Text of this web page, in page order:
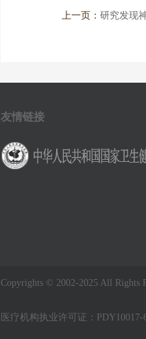
上一页： 研究发现
友情链接
Copyrights © 2002-2025 All
医疗机构执业许可证：